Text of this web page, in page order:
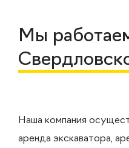
Мы
Наша компания
аренда экскаватора,